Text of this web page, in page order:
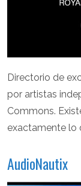
Directorio de
por artistas
Commons.
exactamente lo
AudioNautix